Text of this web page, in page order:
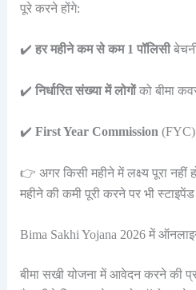
पूरे करने होंगे:
✔️ हर महीने कम से कम 1 पॉलिसी
✔️ निर्धारित संख्या में लोगोंको बीमा
✔️ First Year Commission (FYC)
👉 अगर किसी महीने में लक्ष्य पूरा नहीं
महीने की कमी पूरी करने पर भी स्टाइपेंड
Bima Sakhi Yojana 2026 में
बीमा सखी योजना में आवेदन करने की